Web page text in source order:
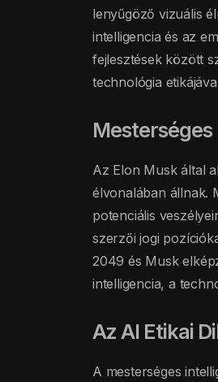
lenyűgöző vizuális
intelligencia és az
fejlesztések között
technológia
Mesterséges
Az Elon Musk által
élvonalában állnak.
potenciális
szerzői jogi
2049 és Musk
intelligencia, a
Az AI Etikai
A mesterséges